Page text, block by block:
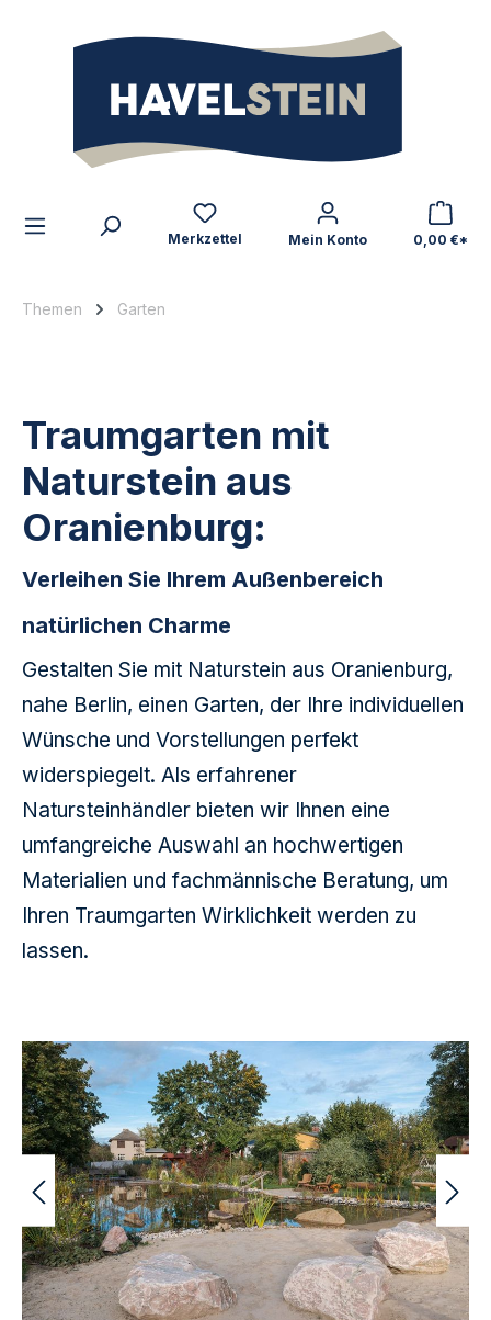
Zum Inhalt
Merkzettel Mein Konto 0,00 €*
Themen Garten
Traumgarten mit
Naturstein aus
Oranienburg:
Verleihen Sie Ihrem Außenbereich
natürlichen Charme
Gestalten Sie mit Naturstein aus Oranienburg,
nahe Berlin, einen Garten, der Ihre individuellen
Wünsche und Vorstellungen perfekt
widerspiegelt. Als erfahrener
Natursteinhändler bieten wir Ihnen eine
umfangreiche Auswahl an hochwertigen
Materialien und fachmännische Beratung, um
Ihren Traumgarten Wirklichkeit werden zu
lassen.